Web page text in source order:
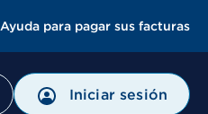
Ayuda para pagar sus facturas
Iniciar sesión